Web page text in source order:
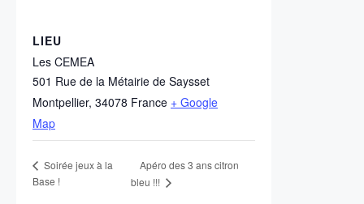
LIEU
Les CEMEA
501 Rue de la Métairie de Saysset
Montpellier, 34078 France + Google
Map
Soirée jeux à la
Base !
Apéro des 3 ans citron
bleu !!!